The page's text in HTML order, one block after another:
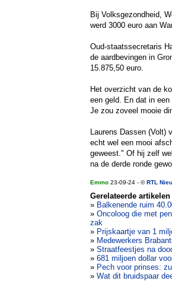
Bij Volksgezondheid,
werd 3000 euro aan
Oud-staatssecretaris
de aardbevingen in
15.875,50 euro.
Het overzicht van de
een geld. En dat in
Je zou zoveel mooie
Laurens Dassen (Volt)
echt wel een mooi
geweest." Of hij zelf
na de derde ronde
Emmo 23-09-24 - ©RTL
Gerelateerde artikelen
» Balkenende ruim
» Oncoloog die met
zak
» Prijskaartje van 1
» Medewerkers
» Straatfeestjes na
» 681 miljoen dollar
» Pech voor prinses:
» Wat dit bruidspaar